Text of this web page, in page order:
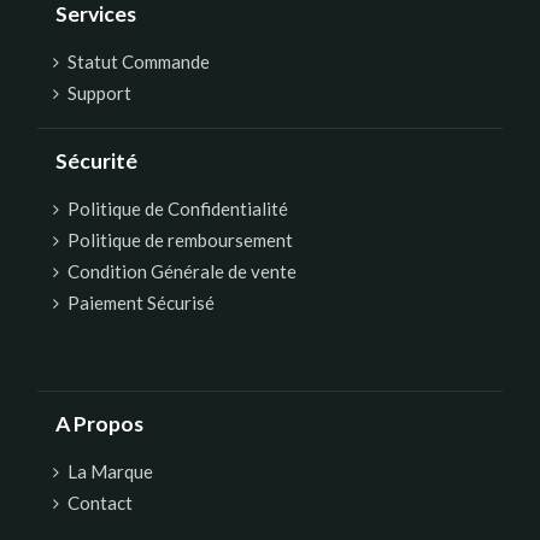
Services
Statut Commande
Support
Sécurité
Politique de Confidentialité
Politique de remboursement
Condition Générale de vente
Paiement Sécurisé
A Propos
La Marque
Contact